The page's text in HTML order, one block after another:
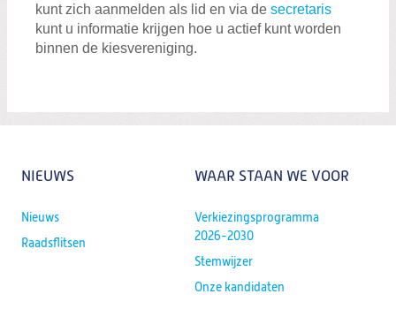
kunt zich aanmelden als lid en via de secretaris
kunt u informatie krijgen hoe u actief kunt worden
binnen de kiesvereniging.
NIEUWS
Nieuws
Raadsflitsen
WAAR STAAN WE VOOR
Verkiezingsprogramma
2026-2030
Stemwijzer
Onze kandidaten